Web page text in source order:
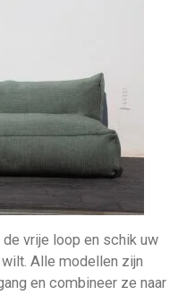
de vrije loop en schik uw
Alle modellen zijn
en combineer ze naar